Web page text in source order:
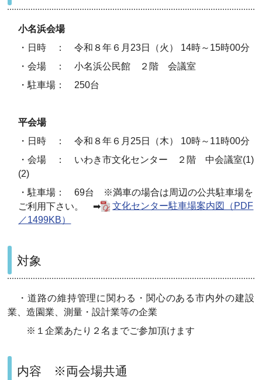
小名浜会場
・日時 ： 令和８年６月23日（火） 14時～15時00分
・会場 ： 小名浜公民館 ２階 会議室
・駐車場： 250台
平会場
・日時 ： 令和８年６月25日（木） 10時～11時00分
・会場 ： いわき市文化センター ２階 中会議室(1)
(2)
・駐車場： 69台 ※満車の場合は周辺の公共駐車場を
ご利用下さい。 ➡
文化センター駐車場案内図（PDF
／1499KB）
対象
・道路の維持管理に関わる・関心のある市内外の建設
業、造園業、測量・設計業等の企業
※１企業あたり２名までご参加頂けます
内容 ※両会場共通